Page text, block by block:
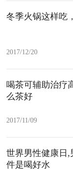
冬季火锅这样吃
2017/12/20
喝茶可辅助治疗
么茶好
2017/11/09
世界男性健康日
件是喝好水